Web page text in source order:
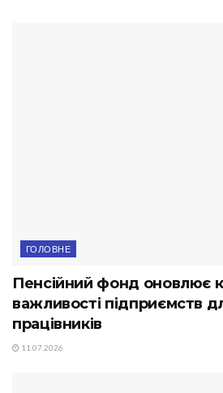
ГОЛОВНЕ
Пенсійний фонд оновлює
важливості підприємств
працівників
11.07.2026